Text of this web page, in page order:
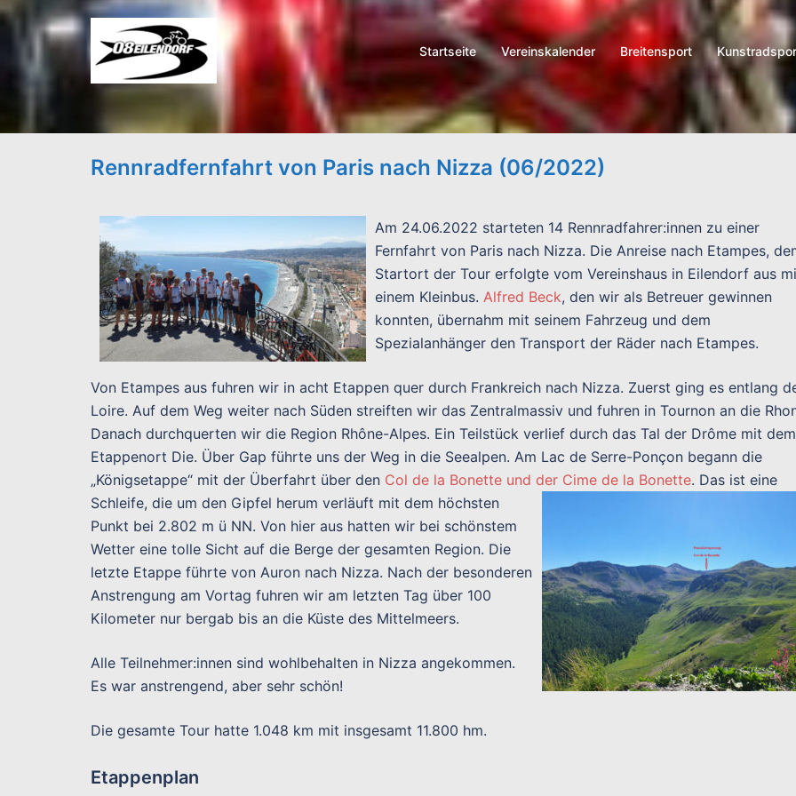
Zum
springen
Startseite Vereinskalender Breitensport
Rennradfernfahrt von Paris nach Nizza (06/2022)
Am 24.06.2022 starteten 14 Rennradfahrer:innen zu einer
Fernfahrt von Paris nach Nizza. Die Anreise nach Etampes,
Startort der Tour erfolgte vom Vereinshaus in Eilendorf aus
einem Kleinbus. Alfred Beck, den wir als Betreuer gewinnen
konnten, übernahm mit seinem Fahrzeug und dem
Spezialanhänger den Transport der Räder nach Etampes.
Von Etampes aus fuhren wir in acht Etappen quer durch Frankreich nach Nizza. Zuerst ging es entlang
Loire. Auf dem Weg weiter nach Süden streiften wir das Zentralmassiv und fuhren in Tournon an die
Danach durchquerten wir die Region Rhône-Alpes. Ein Teilstück verlief durch das Tal der Drôme mit dem
Etappenort Die. Über Gap führte uns der Weg in die Seealpen. Am Lac de Serre-Ponçon begann die
„Königsetappe“ mit der Überfahrt über den Col de la Bonette und der Cime de la Bonette. Das ist eine
Schleife, die um den Gipfel herum verläuft mit dem höchsten
Punkt bei 2.802 m ü NN. Von hier aus hatten wir bei schönstem
Wetter eine tolle Sicht auf die Berge der gesamten Region. Die
letzte Etappe führte von Auron nach Nizza. Nach der besonderen
Anstrengung am Vortag fuhren wir am letzten Tag über 100
Kilometer nur bergab bis an die Küste des Mittelmeers.
Alle Teilnehmer:innen sind wohlbehalten in Nizza angekommen.
Es war anstrengend, aber sehr schön!
Die gesamte Tour hatte 1.048 km mit insgesamt 11.800 hm.
Etappenplan